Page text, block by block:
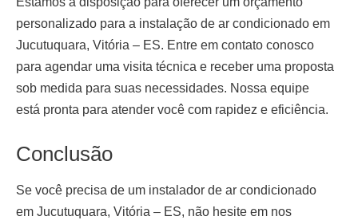
personalizado para a instalação de ar condicionado em
Jucutuquara, Vitória – ES. Entre em contato conosco
para agendar uma visita técnica e receber uma proposta
sob medida para suas necessidades. Nossa equipe
está pronta para atender você com rapidez e eficiência.
Conclusão
Se você precisa de um instalador de ar condicionado
em Jucutuquara, Vitória – ES, não hesite em nos